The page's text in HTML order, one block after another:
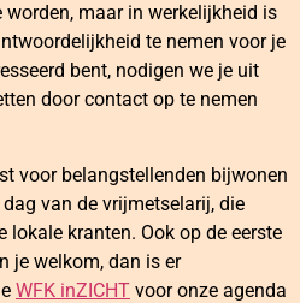
maar in werkelijkheid is
te nemen voor je
bent, nodigen we je uit
door contact op te nemen
voor belangstellenden bijwonen
van de vrijmetselarij, die
kranten. Ook op de eerste
je welkom, dan is er
WFK inZICHT voor onze agenda